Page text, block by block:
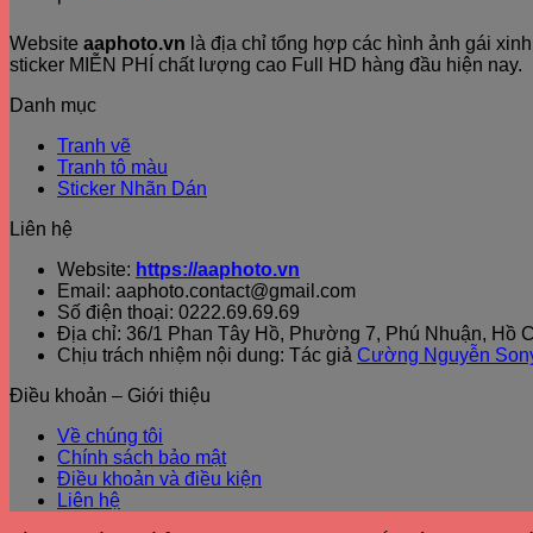
Website aaphoto.vn là địa chỉ tổng hợp các hình ảnh gái
sticker MIỄN PHÍ chất lượng cao Full HD hàng đầu hiện nay.
Danh mục
Tranh vẽ
Tranh tô màu
Sticker Nhãn Dán
Liên hệ
Website: https://aaphoto.vn
Email: aaphoto.contact@gmail.com
Số điện thoại: 0222.69.69.69
Địa chỉ: 36/1 Phan Tây Hồ, Phường 7, Phú Nhuận, Hồ
Chịu trách nhiệm nội dung: Tác giả Cường Nguyễn
Điều khoản – Giới thiệu
Về chúng tôi
Chính sách bảo mật
Điều khoản và điều kiện
Liên hệ